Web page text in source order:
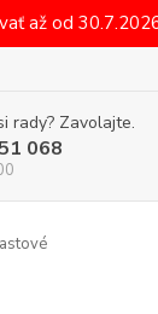
až od
rady? Zavolajte.
068